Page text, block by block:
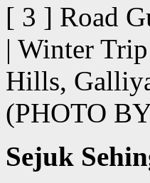
[ 3 ] Road
| Winter
Hills,
(PHOTO
Sejuk